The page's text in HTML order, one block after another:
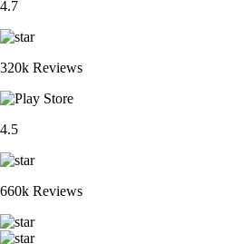
4.7
320k Reviews
4.5
660k Reviews